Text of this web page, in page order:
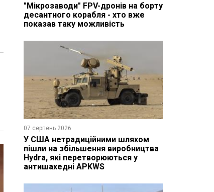
"Мікрозаводи" FPV-дронів на борту
десантного корабля - хто вже
показав таку можливість
07 серпень 2026
У США нетрадиційними шляхом
пішли на збільшення виробництва
Hydra, які перетворюються у
антишахедні APKWS